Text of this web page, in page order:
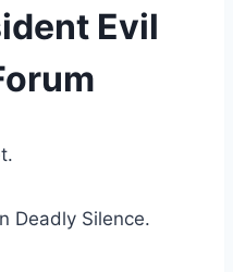
Evil
Deadly Silence.